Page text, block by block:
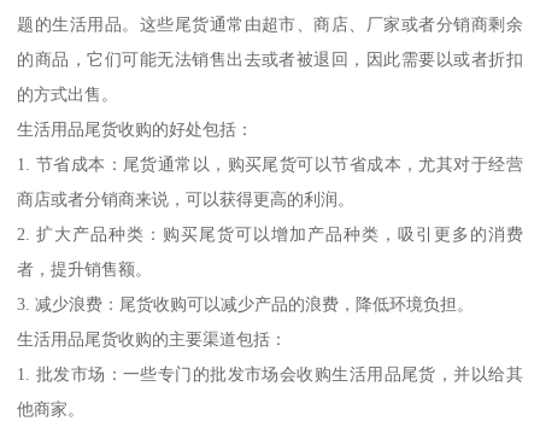
题的生活用品。这些尾货通常由超市、商店、厂家或者分销商剩余
的商品，它们可能无法销售出去或者被退回，因此需要以或者折扣
的方式出售。
生活用品尾货收购的好处包括：
1. 节省成本：尾货通常以，购买尾货可以节省成本，尤其对于经营
商店或者分销商来说，可以获得更高的利润。
2. 扩大产品种类：购买尾货可以增加产品种类，吸引更多的消费
者，提升销售额。
3. 减少浪费：尾货收购可以减少产品的浪费，降低环境负担。
生活用品尾货收购的主要渠道包括：
1. 批发市场：一些专门的批发市场会收购生活用品尾货，并以给其
他商家。